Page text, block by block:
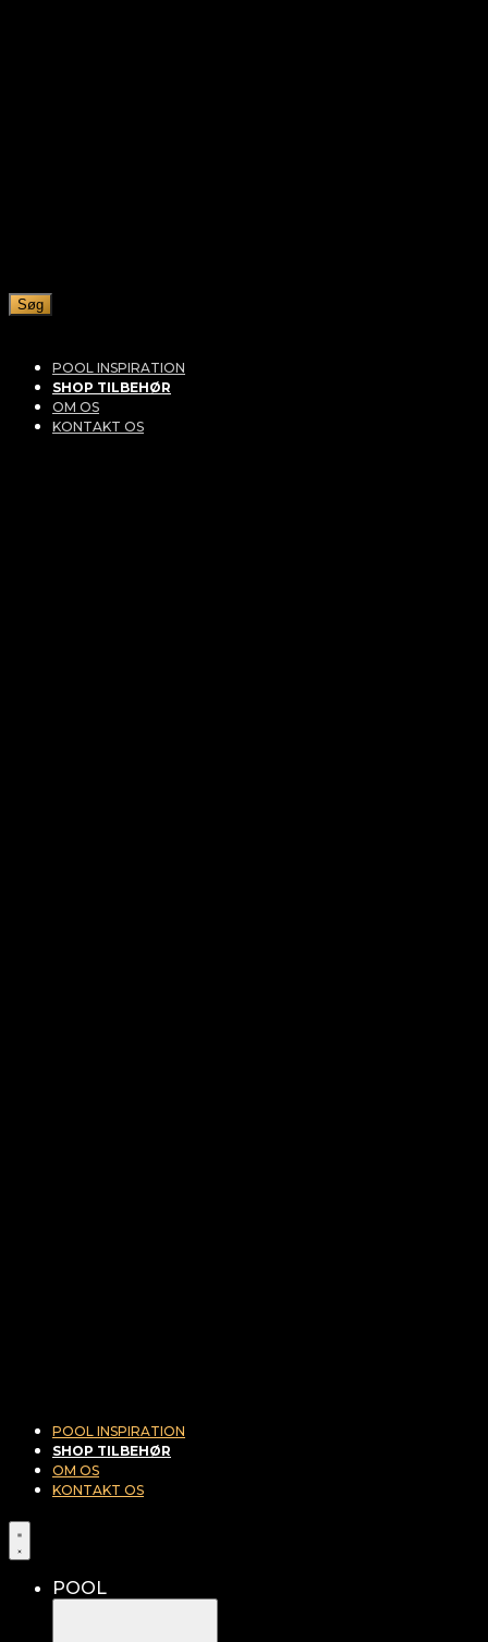
Søg
POOL INSPIRATION
SHOP TILBEHØR
OM OS
KONTAKT OS
POOL INSPIRATION
SHOP TILBEHØR
OM OS
KONTAKT OS
POOL